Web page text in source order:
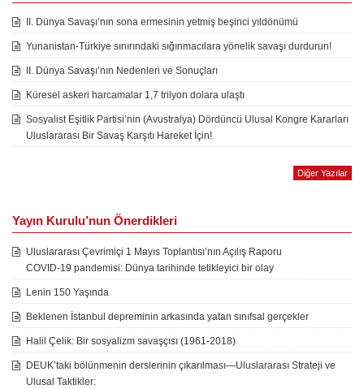
II. Dünya Savaşı’nın sona ermesinin yetmiş beşinci yıldönümü
Yunanistan-Türkiye sınırındaki sığınmacılara yönelik savaşı durdurun!
II. Dünya Savaşı’nın Nedenleri ve Sonuçları
Küresel askeri harcamalar 1,7 trilyon dolara ulaştı
Sosyalist Eşitlik Partisi’nin (Avustralya) Dördüncü Ulusal Kongre Kararları
Uluslararası Bir Savaş Karşıtı Hareket İçin!
Diğer Yazılar
Yayın Kurulu’nun Önerdikleri
Uluslararası Çevrimiçi 1 Mayıs Toplantısı’nın Açılış Raporu
COVID-19 pandemisi: Dünya tarihinde tetikleyici bir olay
Lenin 150 Yaşında
Beklenen İstanbul depreminin arkasında yatan sınıfsal gerçekler
Halil Çelik: Bir sosyalizm savaşçısı (1961-2018)
DEUK’taki bölünmenin derslerinin çıkarılması—Uluslararası Strateji ve
Ulusal Taktikler: